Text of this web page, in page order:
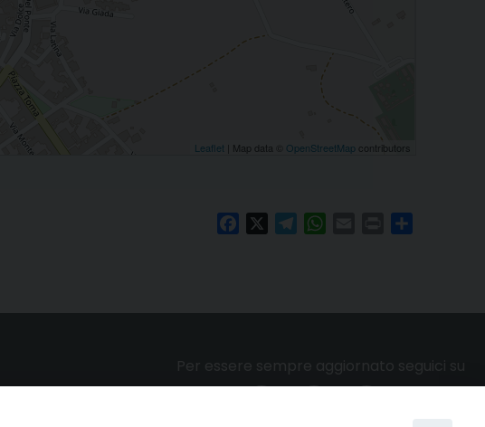
Leaflet | Map data © OpenStreetMap contributors
FacebookTelegramWhatsAppPrint